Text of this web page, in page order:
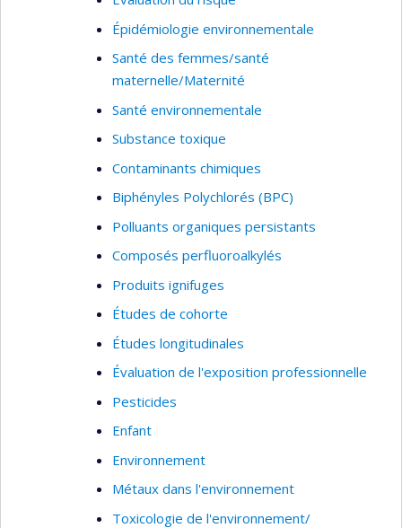
Épidémiologie environnementale
Santé des femmes/santé
maternelle/Maternité
Santé environnementale
Substance toxique
Contaminants chimiques
Biphényles Polychlorés (BPC)
Polluants organiques persistants
Composés perfluoroalkylés
Produits ignifuges
Études de cohorte
Études longitudinales
Évaluation de l'exposition professionnelle
Pesticides
Enfant
Environnement
Métaux dans l'environnement
Toxicologie de l'environnement/